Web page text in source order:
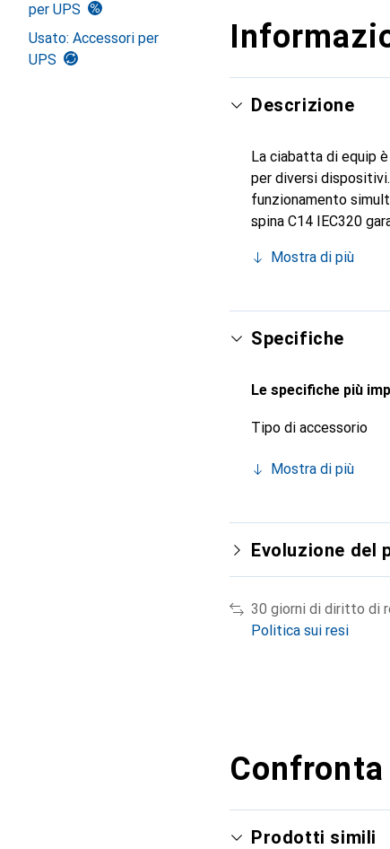
per UPS
Usato: Accessori per
UPS
Descrizione
La ciabatta di equip
per diversi
funzionamento
spina C14 IEC320
costruzione robusta
Mostra di più
Specifiche
Le specifiche più
Tipo di accessorio
Mostra di più
Evoluzione del
30 giorni di diritto di
Politica sui resi
Prodotti simili